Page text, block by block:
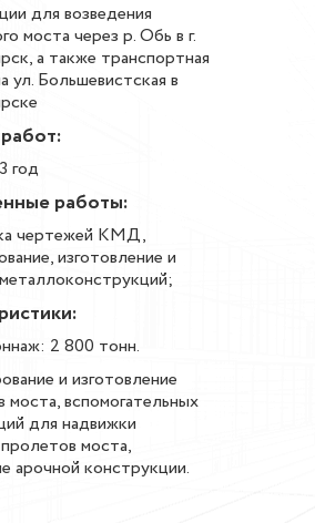
для возведения
моста через р. Обь в г.
а также транспортная
ул. Большевистская в
год
работы:
чертежей КМД,
изготовление и
2 800 тонн.
и изготовление
моста, вспомогательных
для надвижки
моста,
арочной конструкции.